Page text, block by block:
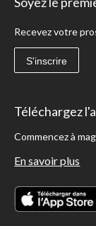
Recevez votre
S'inscrire
Téléchargez
Commencez à
En savoir plus